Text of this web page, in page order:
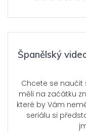
Španělský
Chcete se naučit
měli na začátku
které by Vám
seriálu si